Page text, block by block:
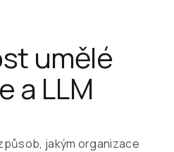
umělé
a LLM
jakým organizace